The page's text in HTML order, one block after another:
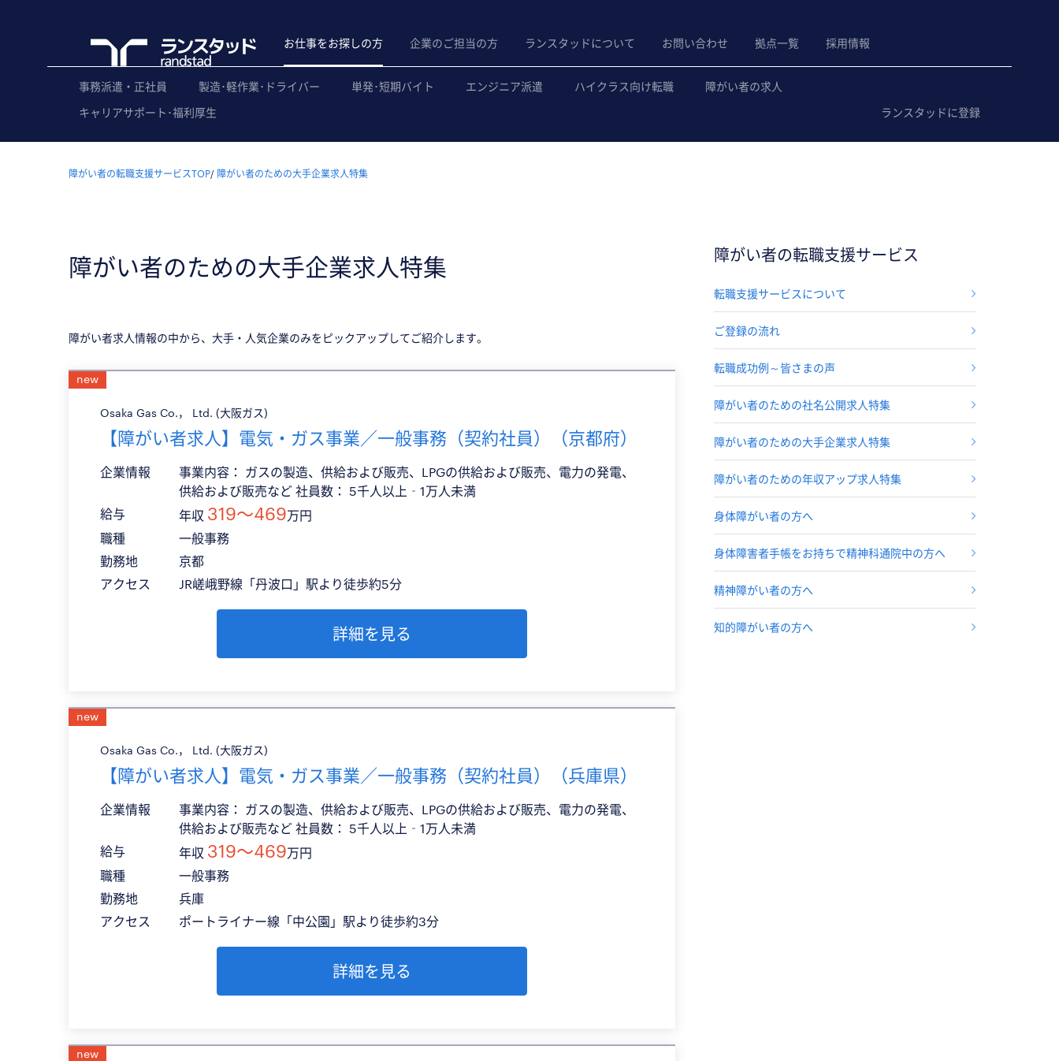
お仕事をお探しの方 企業のご担当の方 ランスタッドについて お問い合わせ 拠点一覧 採用情報
事務派遣・正社員 製造･軽作業･ドライバー 単発･短期バイト エンジニア派遣 ハイクラス向け転職
障がい者の求人
キャリアサポート･福利厚生
ランスタッドに登録
障がい者の転職支援サービスTOP 障がい者のための大手企業求人特集
障がい者のための大手企業求人特集
障がい者求人情報の中から、大手・人気企業のみをピックアップしてご紹介します。
new
Osaka Gas Co.， Ltd. (大阪ガス)
【障がい者求人】電気・ガス事業／一般事務（契約社員）（京都府）
企業情報
事業内容： ガスの製造、供給および販売、LPGの供給および販売、電力の発電、
供給および販売など 社員数： 5千人以上‐1万人未満
給与
年収 319〜469万円
職種
一般事務
勤務地
京都
アクセス
JR嵯峨野線「丹波口」駅より徒歩約5分
詳細を見る
new
Osaka Gas Co.， Ltd. (大阪ガス)
【障がい者求人】電気・ガス事業／一般事務（契約社員）（兵庫県）
企業情報
事業内容： ガスの製造、供給および販売、LPGの供給および販売、電力の発電、
供給および販売など 社員数： 5千人以上‐1万人未満
給与
年収 319〜469万円
職種
一般事務
勤務地
兵庫
アクセス
ポートライナー線「中公園」駅より徒歩約3分
詳細を見る
new
障がい者の転職支援サービス
転職支援サービスについて
ご登録の流れ
転職成功例～皆さまの声
障がい者のための社名公開求人特集
障がい者のための大手企業求人特集
障がい者のための年収アップ求人特集
身体障がい者の方へ
身体障害者手帳をお持ちで精神科通院中の方へ
精神障がい者の方へ
知的障がい者の方へ